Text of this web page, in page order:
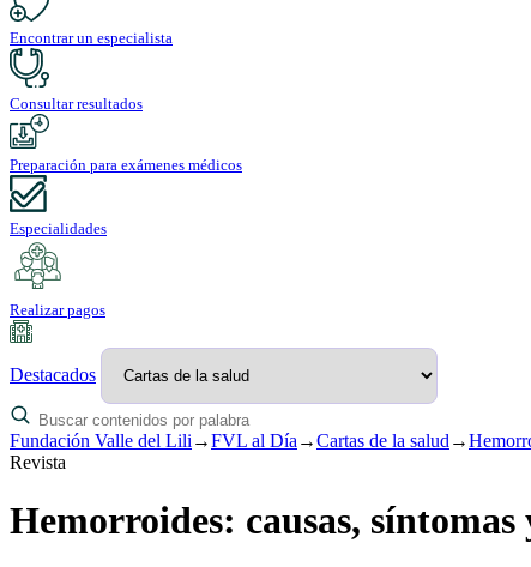
Encontrar un especialista
Consultar resultados
Preparación para exámenes médicos
Especialidades
Realizar pagos
Destacados
Fundación Valle del Lili →FVL al Día →Cartas de la salud →
Revista
Hemorroides: causas,